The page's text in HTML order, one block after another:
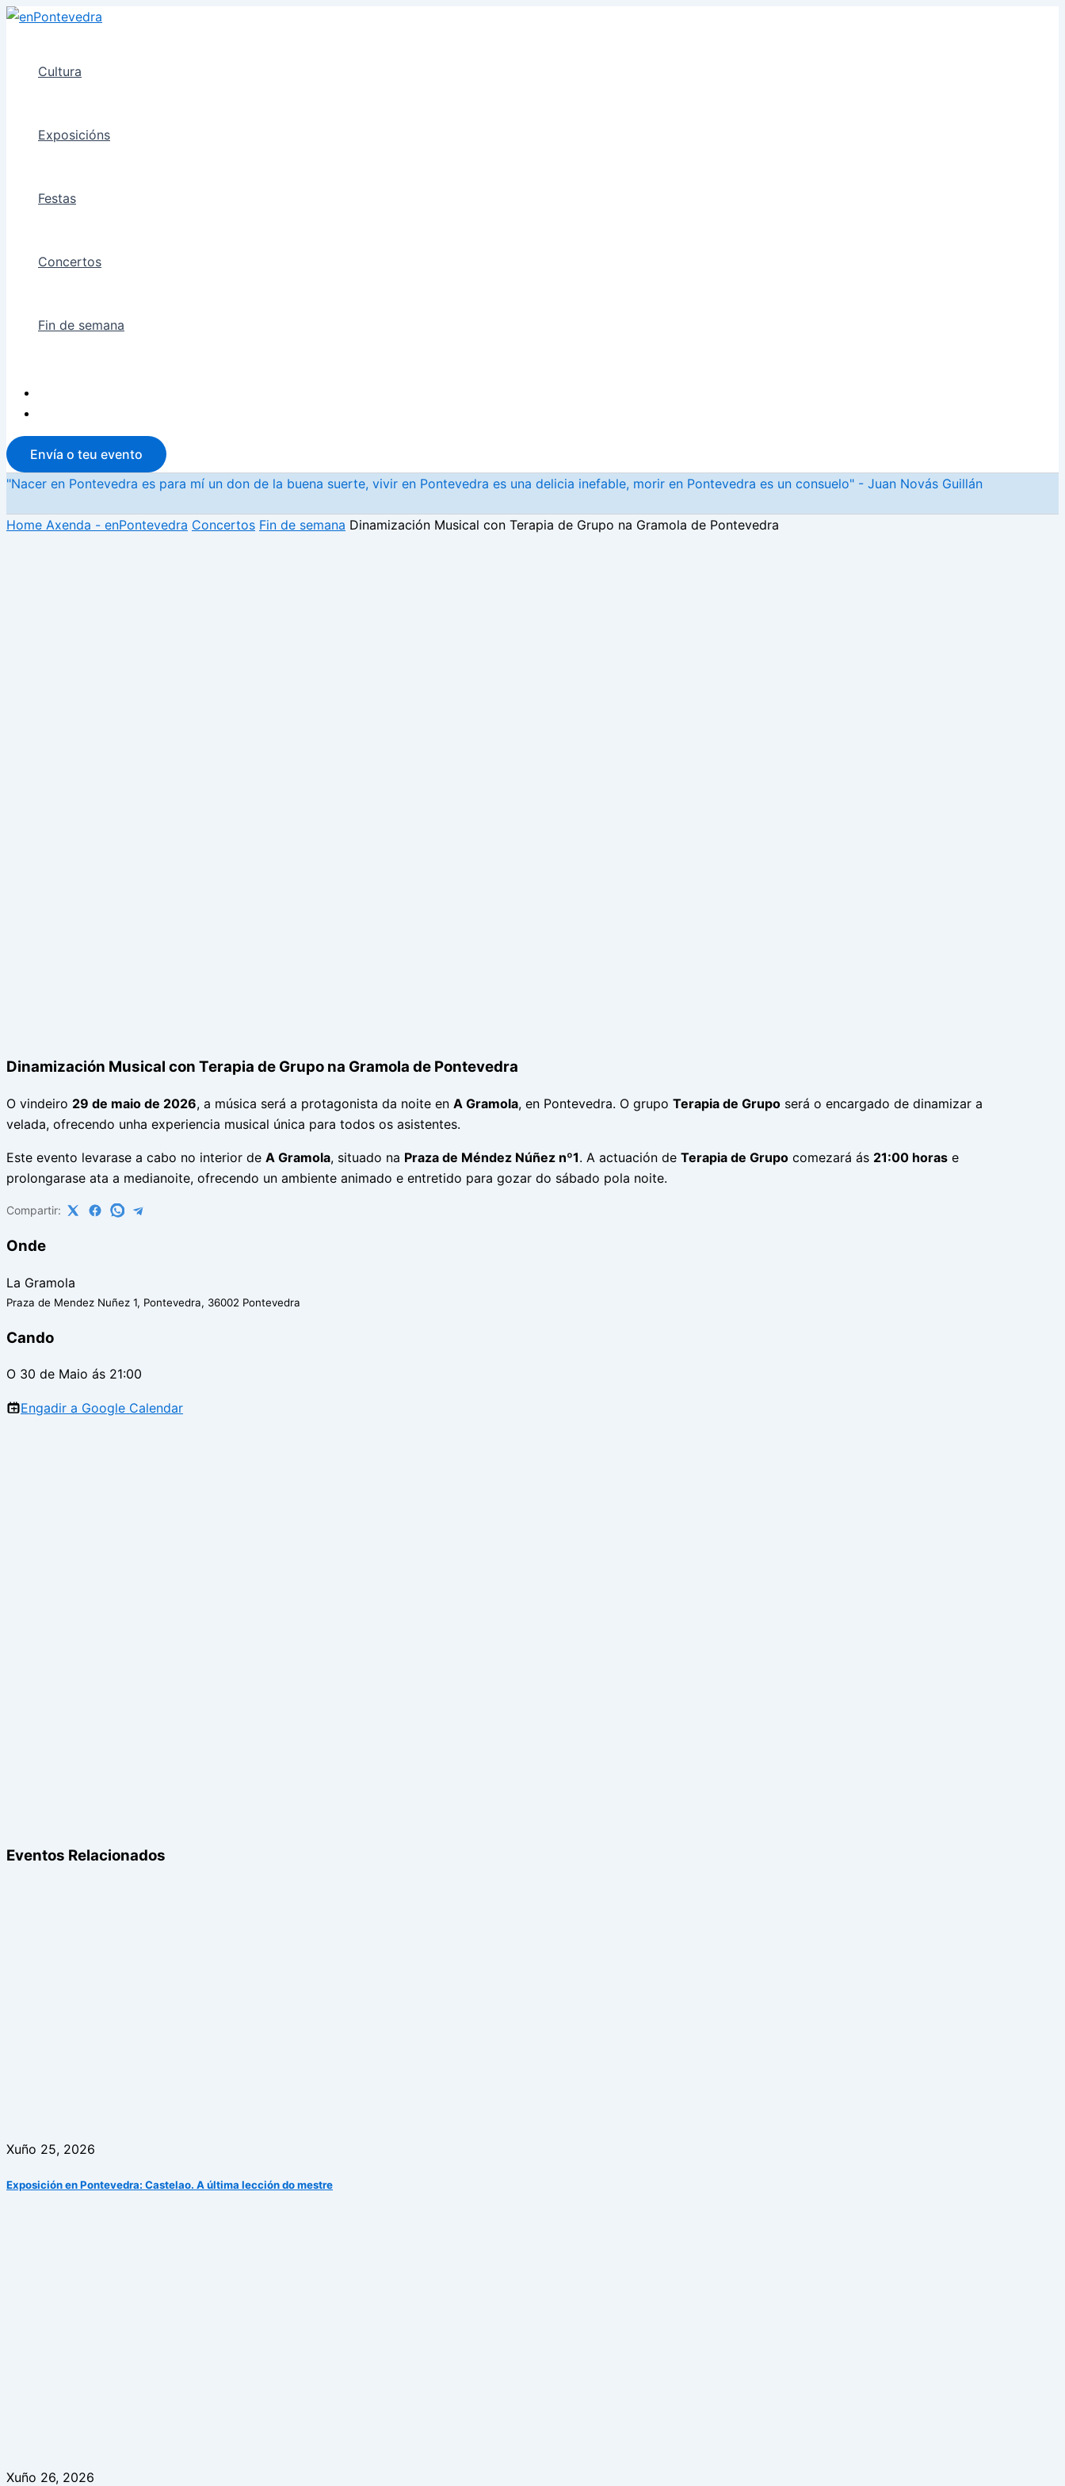
Ir
Cultura
Exposicións
Festas
Concertos
Fin de semana
Envía o teu evento
"Nacer en Pontevedra es para mí un don de la buena suerte, vivir en Pontevedra es una delicia inefable, morir en Pontevedra es un consuelo" - Juan Novás Guillán
Home Axenda - enPontevedra Concertos Fin de semana Dinamización Musical con Terapia de Grupo na Gramola de Pontevedra
Dinamización Musical con Terapia de Grupo na Gramola de Pontevedra
O vindeiro 29 de maio de 2026, a música será a protagonista da noite en A Gramola, en Pontevedra. O grupo Terapia de Grupo será o encargado de dinamizar a
velada, ofrecendo unha experiencia musical única para todos os asistentes.
Este evento levarase a cabo no interior de A Gramola, situado na Praza de Méndez Núñez nº1. A actuación de Terapia de Grupo comezará ás 21:00 horas e
prolongarase ata a medianoite, ofrecendo un ambiente animado e entretido para gozar do sábado pola noite.
Compartir:
Onde
La Gramola
Praza de Mendez Nuñez 1, Pontevedra, 36002 Pontevedra
Cando
O 30 de Maio ás 21:00
Engadir a Google Calendar
Eventos Relacionados
Xuño 25, 2026
Exposición en Pontevedra: Castelao. A última lección do mestre
Xuño 26, 2026